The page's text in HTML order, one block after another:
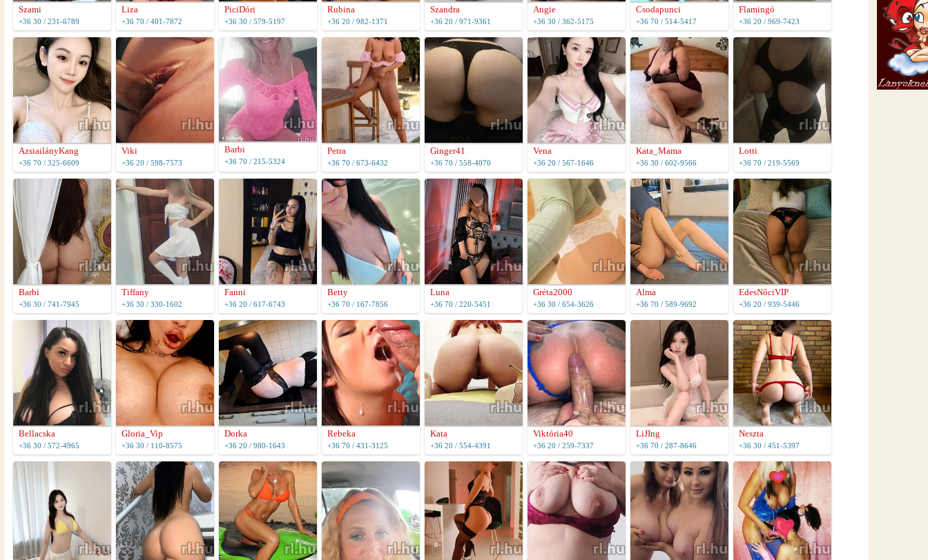
Szami
+36 30 / 231-6789
Liza
+36 70 / 401-7872
PiciDóri
+36 30 / 579-5197
Rubina
+36 20 / 982-1371
Szandra
+36 20 / 971-9361
Angie
+36 30 / 362-5175
Csodapunci
+36 70 / 514-5417
Flamingó
+36 20 / 969-7423
AzsiailányKang
+36 70 / 325-6609
Viki
+36 20 / 598-7573
Barbi
+36 70 / 215-5324
Petra
+36 70 / 673-6432
Ginger41
+36 70 / 558-4070
Vena
+36 20 / 567-1646
Kata_Mama
+36 30 / 602-9566
Lotti
+36 70 / 219-5569
Barbi
+36 30 / 741-7945
Tiffany
+36 30 / 330-1602
Fanni
+36 20 / 617-6743
Betty
+36 70 / 167-7856
Luna
+36 70 / 220-5451
Gréta2000
+36 30 / 654-3626
Alma
+36 70 / 589-9692
EdesNőciVIP
+36 20 / 939-5446
Bellacska
+36 30 / 572-4965
Gloria_Vip
+36 30 / 110-8575
Dorka
+36 20 / 980-1643
Rebeka
+36 70 / 431-3125
Kata
+36 20 / 554-4391
Viktória40
+36 20 / 259-7337
LiJIng
+36 70 / 287-8646
Neszta
+36 30 / 451-5397